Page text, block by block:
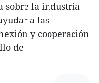
sobre la industria
a las
y cooperación
de